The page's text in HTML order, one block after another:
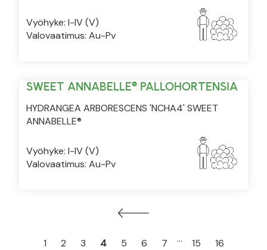
Vyöhyke: I-IV (V)
Valovaatimus: Au-Pv
SWEET ANNABELLE® PALLOHORTENSIA
HYDRANGEA ARBORESCENS 'NCHA4' SWEET
ANNABELLE®
Vyöhyke: I-IV (V)
Valovaatimus: Au-Pv
1 2 3 4 5 6 7 … 15 16